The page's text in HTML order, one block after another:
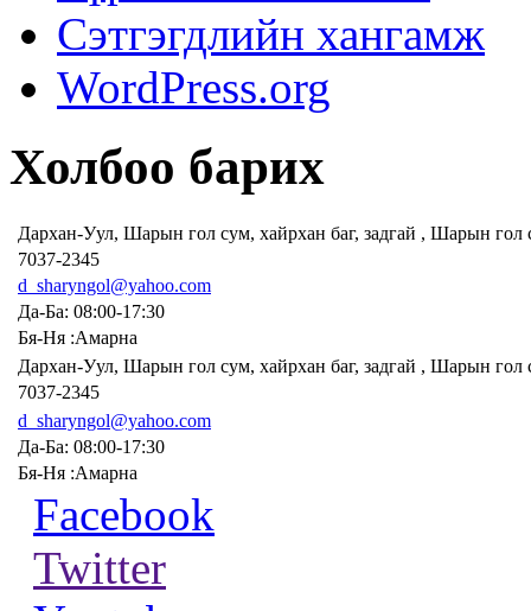
Сэтгэгдлийн хангамж
WordPress.org
Холбоо барих
Дархан-Уул, Шарын гол сум, хайрхан баг, задгай , Шарын
7037-2345
d_sharyngol@yahoo.com
Да-Ба: 08:00-17:30
Бя-Ня :Амарна
Дархан-Уул, Шарын гол сум, хайрхан баг, задгай , Шарын
7037-2345
d_sharyngol@yahoo.com
Да-Ба: 08:00-17:30
Бя-Ня :Амарна
Facebook
Twitter